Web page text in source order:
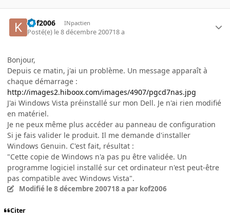
kof2006 INpactien
Posté(e) le 8 décembre 200718 a
Bonjour,
Depuis ce matin, j'ai un problème. Un message apparaît à
chaque démarrage :
http://images2.hiboox.com/images/4907/pgcd7nas.jpg
J'ai Windows Vista préinstallé sur mon Dell. Je n'ai rien modifié
en matériel.
Je ne peux même plus accéder au panneau de configuration
Si je fais valider le produit. Il me demande d'installer
Windows Genuin. C'est fait, résultat :
"Cette copie de Windows n'a pas pu être validée. Un
programme logiciel installé sur cet ordinateur n'est peut-être
pas compatible avec Windows Vista".
Modifié le 8 décembre 200718 a par kof2006
Citer